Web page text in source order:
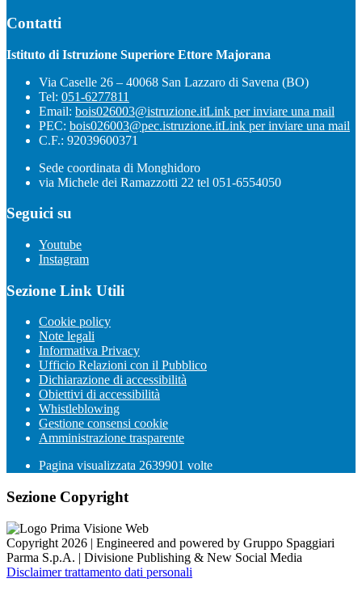
Contatti
Istituto di Istruzione Superiore Ettore Majorana
Via Caselle 26 – 40068 San Lazzaro di Savena (BO)
Tel: 051-6277811
Email: bois026003@istruzione.itLink per inviare una mail
PEC: bois026003@pec.istruzione.itLink per inviare una mail
C.F.: 92039600371
Sede coordinata di Monghidoro
via Michele dei Ramazzotti 22 tel 051-6554050
Seguici su
Youtube
Instagram
Sezione Link Utili
Cookie policy
Note legali
Informativa Privacy
Ufficio Relazioni con il Pubblico
Dichiarazione di accessibilità
Obiettivi di accessibilità
Whistleblowing
Gestione consensi cookie
Amministrazione trasparente
Pagina visualizzata 2639901 volte
Sezione Copyright
Copyright 2026 | Engineered and powered by Gruppo Spaggiari
Parma S.p.A. | Divisione Publishing & New Social Media
Disclaimer trattamento dati personali